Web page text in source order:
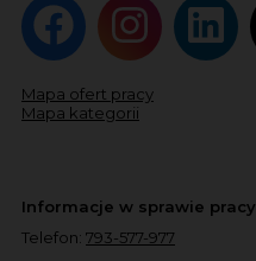
Mapa ofert pracy
Mapa kategorii
Informacje w sprawie pracy
Telefon: 793-577-977